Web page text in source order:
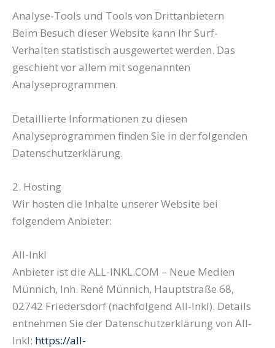
Analyse-Tools und Tools von Dritt­anbietern
Beim Besuch dieser Website kann Ihr Surf-
Verhalten statistisch ausgewertet werden. Das
geschieht vor allem mit sogenannten
Analyseprogrammen.
Detaillierte Informationen zu diesen
Analyseprogrammen finden Sie in der folgenden
Datenschutzerklärung.
2. Hosting
Wir hosten die Inhalte unserer Website bei
folgendem Anbieter:
All-Inkl
Anbieter ist die ALL-INKL.COM – Neue Medien
Münnich, Inh. René Münnich, Hauptstraße 68,
02742 Friedersdorf (nachfolgend All-Inkl). Details
entnehmen Sie der Datenschutzerklärung von All-
Inkl: https://all-